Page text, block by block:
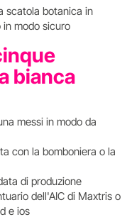
scatola botanica in
modo sicuro
bianca
messi in modo da
con la bomboniera o la
di produzione
dell'AIC di Maxtris o
e ios